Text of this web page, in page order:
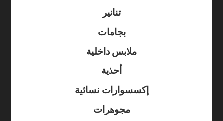
تنانير
بجامات
ملابس داخلية
أحذية
إكسسوارات نسائية
مجوهرات